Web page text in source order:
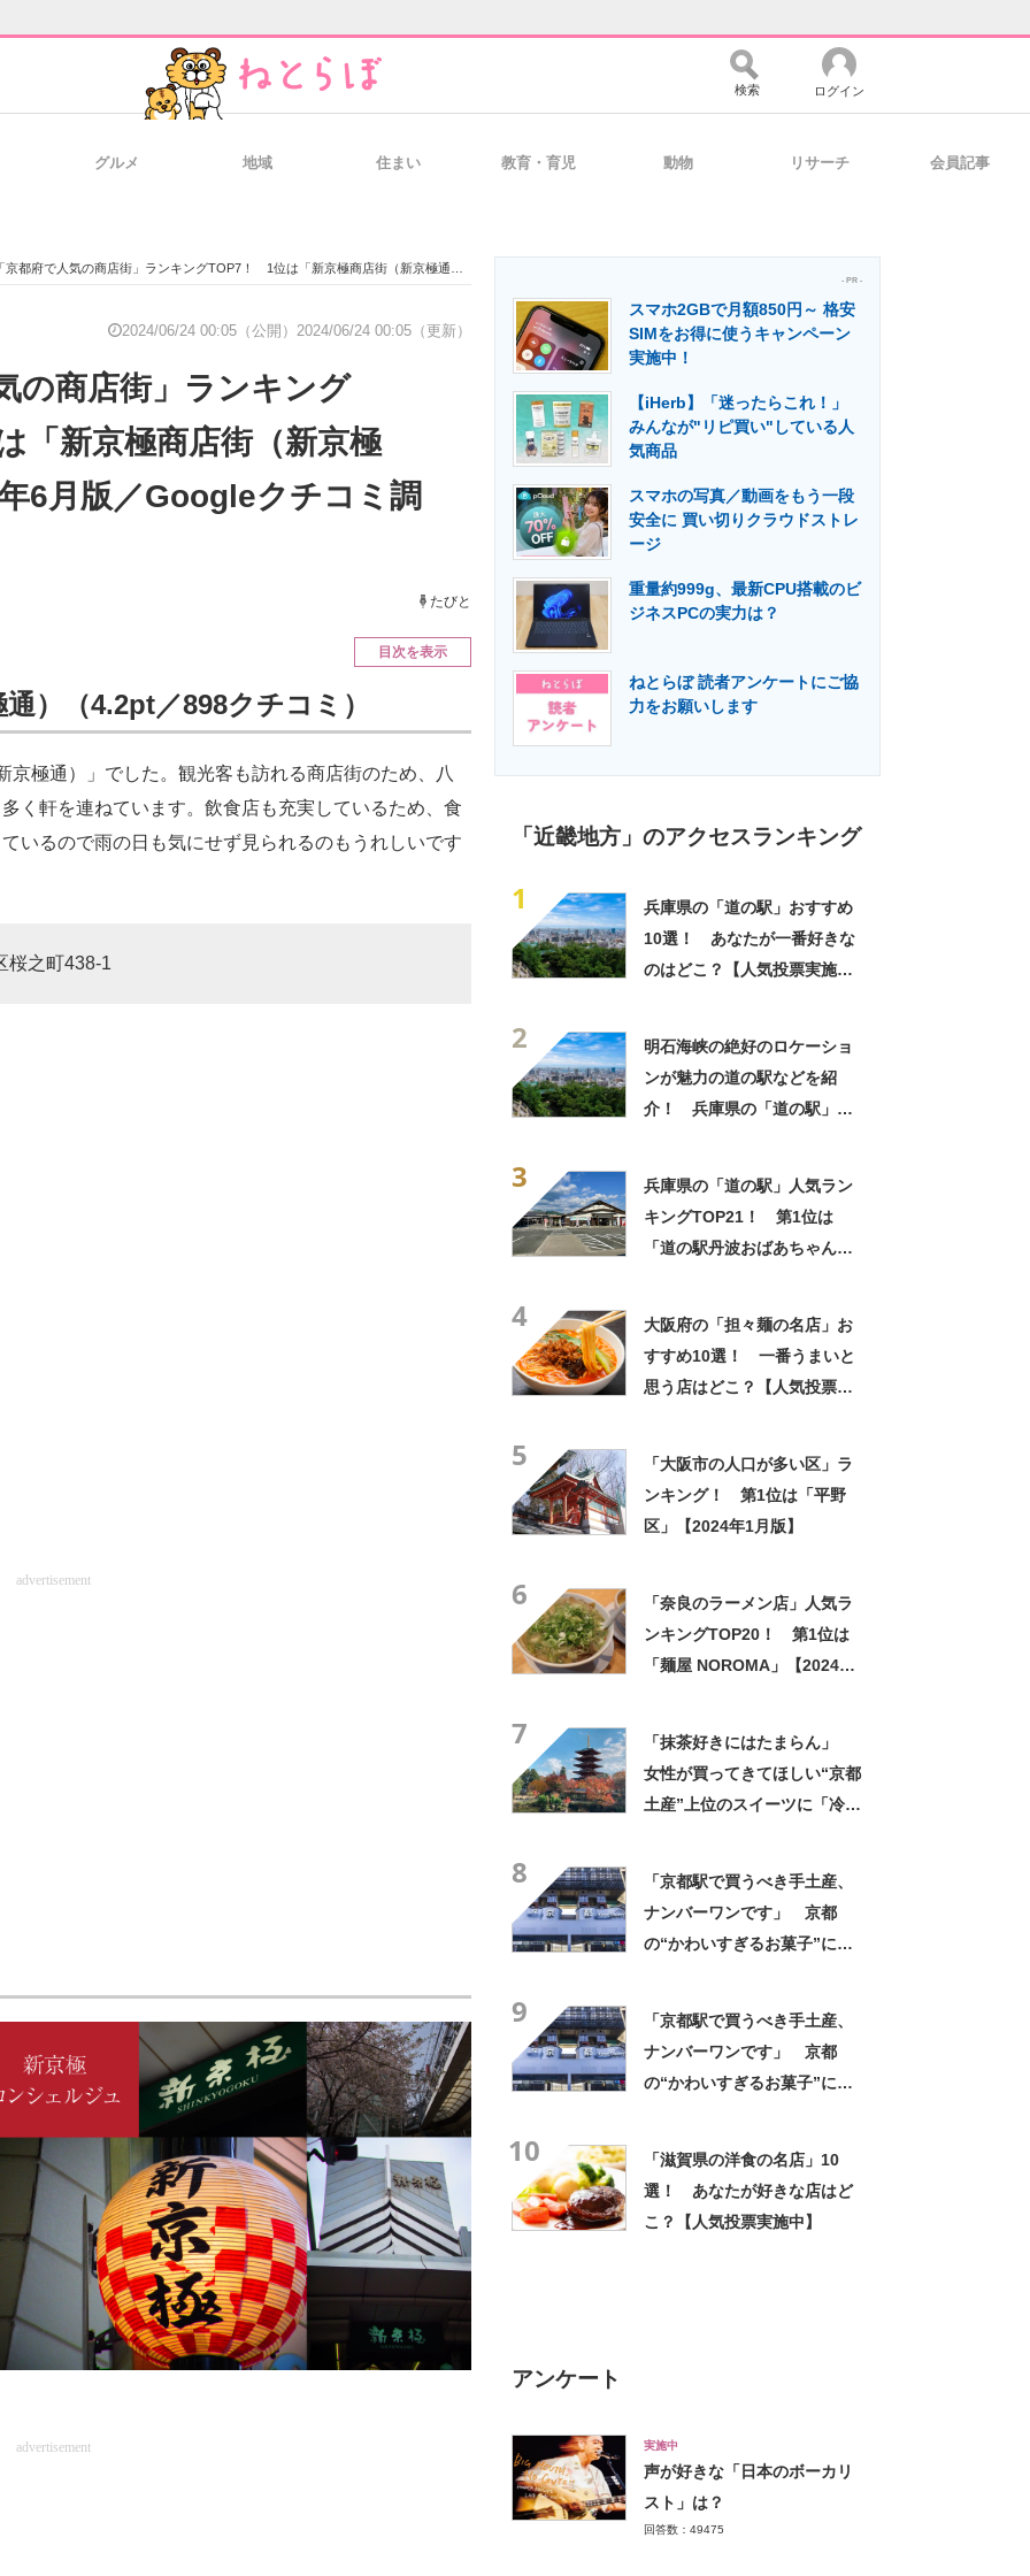
経営リーダーのコミュニティ マーケ×ITの今がよく分かる
の総合サイト IT製品の技術・比較・事例 製造業のIT導入・活用を支援
エネルギーの専門メディア 建設×テクノロジーの最前線
検索 ログイン
グルメ 地域 住まい 教育・育児 動物 リサーチ 会員記事
都府で人気の商店街」ランキングTOP7！ 1位は「新京極商店街（新京極通）」【2024年6月版／Googleクチコミ調べ】
2024/06/24 00:05（公開） 2024/06/24 00:05（更新）
の商店街」ランキング
「新京極商店街（新京極
6月版／Googleクチコミ調
たびと
目次を表示
）（4.2pt／898クチコミ）
極通）」でした。観光客も訪れる商店街のため、八
く軒を連ねています。飲食店も充実しているため、食
いるので雨の日も気にせず見られるのもうれしいです
桜之町438-1
advertisement
advertisement
- PR -
スマホ2GBで月額850円～ 格安
SIMをお得に使うキャンペーン
実施中！
【iHerb】「迷ったらこれ！」
みんなが"リピ買い"している人
気商品
スマホの写真／動画をもう一段
安全に 買い切りクラウドストレ
ージ
重量約999g、最新CPU搭載のビ
ジネスPCの実力は？
ねとらぼ 読者アンケートにご協
力をお願いします
「近畿地方」のアクセスランキング
1
兵庫県の「道の駅」おすすめ
10選！ あなたが一番好きな
のはどこ？【人気投票実施
2
明石海峡の絶好のロケーショ
ンが魅力の道の駅などを紹
介！ 兵庫県の「道の駅」お
3
兵庫県の「道の駅」人気ラン
キングTOP21！ 第1位は
「道の駅丹波おばあちゃんの
4
大阪府の「担々麺の名店」お
すすめ10選！ 一番うまいと
思う店はどこ？【人気投票実
5
「大阪市の人口が多い区」ラ
ンキング！ 第1位は「平野
区」【2024年1月版】
6
「奈良のラーメン店」人気ラ
ンキングTOP20！ 第1位は
「麺屋 NOROMA」【2024年
7
「抹茶好きにはたまらん」
女性が買ってきてほしい“京都
土産”上位のスイーツに「冷え
8
「京都駅で買うべき手土産、
ナンバーワンです」 京都
の“かわいすぎるお菓子”に反
9
「京都駅で買うべき手土産、
ナンバーワンです」 京都
の“かわいすぎるお菓子”に反
10
「滋賀県の洋食の名店」10
選！ あなたが好きな店はど
こ？【人気投票実施中】
アンケート
実施中
声が好きな「日本のボーカリ
スト」は？
回答数：49475